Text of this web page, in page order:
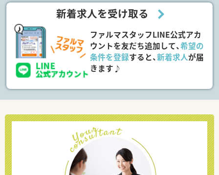
新着求人を受け取る
ファルマスタッフLINE公式アカ
ウントを友だち追加して、希望の
条件を登録すると、新着求人が届
きます♪